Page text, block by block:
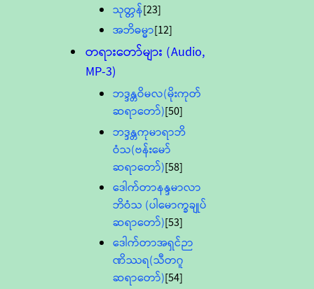
သုတ္တန်[23]
အဘိဓမ္မာ[12]
တရားတော်များ (Audio,
MP-3)
ဘဒ္ဒန္တဝိမလ(မိုးကုတ်
ဆရာတော်)[50]
ဘဒ္ဒန္တကုမာရာဘိ
ဝံသ(ဗန်းမော်
ဆရာတော်)[58]
ဒေါက်တာနန္ဒမာလာ
ဘိဝံသ (ပါမောက္ခချုပ်
ဆရာတော်)[53]
ဒေါက်တာအရှင်ဉာ
ဏိဿရ(သီတဂူ
ဆရာတော်)[54]